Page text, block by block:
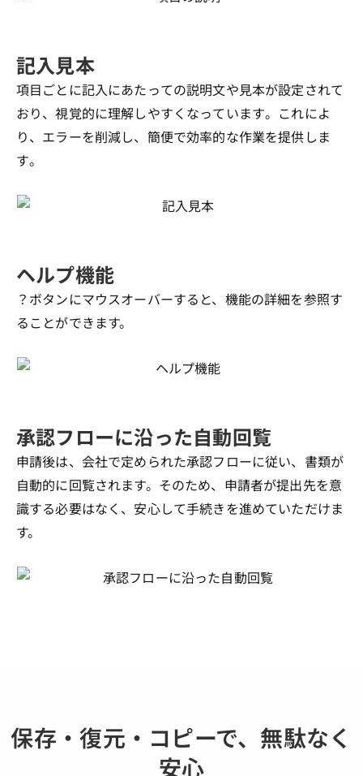
記入見本
項目ごとに記入にあたっての説明文や見本が設定されて
おり、視覚的に理解しやすくなっています。これによ
り、エラーを削減し、簡便で効率的な作業を提供しま
す。
ヘルプ機能
？ボタンにマウスオーバーすると、機能の詳細を参照す
ることができます。
承認フローに沿った自動回覧
申請後は、会社で定められた承認フローに従い、書類が
自動的に回覧されます。そのため、申請者が提出先を意
識する必要はなく、安心して手続きを進めていただけま
す。
保存・復元・コピーで、無駄なく
安心